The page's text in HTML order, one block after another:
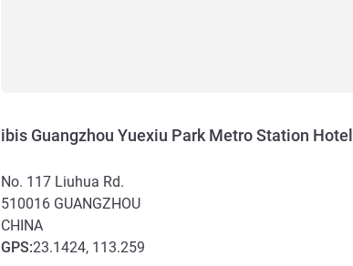
ibis Guangzhou Yuexiu Park Metro Station Hotel
No. 117 Liuhua Rd.
510016 GUANGZHOU
CHINA
GPS:23.1424, 113.259